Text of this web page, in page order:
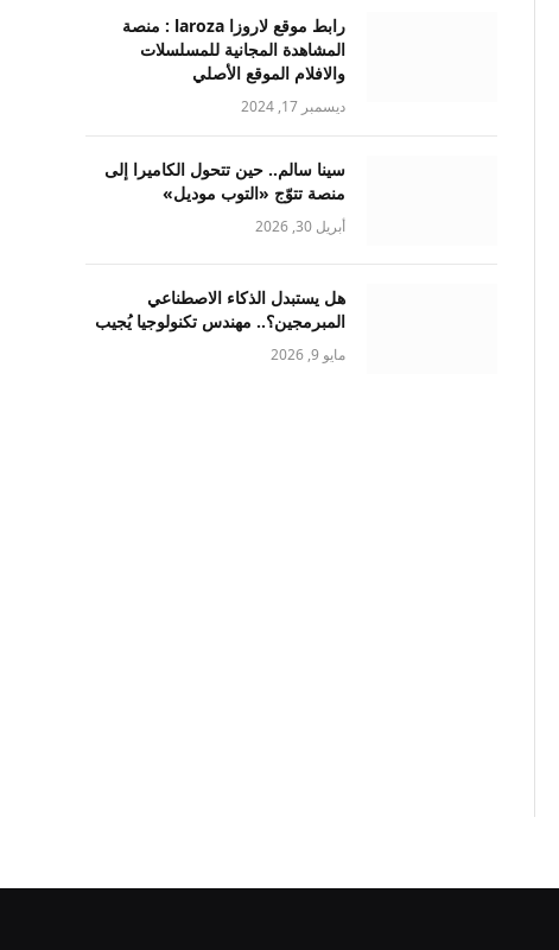
رابط موقع لاروزا laroza : منصة
المشاهدة المجانية للمسلسلات
والافلام الموقع الأصلي
ديسمبر 17, 2024
سينا سالم.. حين تتحول الكاميرا إلى
منصة تتوّج «التوب موديل»
أبريل 30, 2026
هل يستبدل الذكاء الاصطناعي
المبرمجين؟.. مهندس تكنولوجيا يُجيب
مايو 9, 2026